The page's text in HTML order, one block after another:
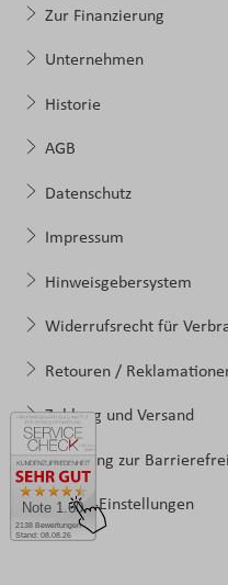
2138 Bewertungen
Stand: 08.08.26
Note 1.60
Zur Finanzierung
Unternehmen
Historie
AGB
Datenschutz
Impressum
Hinweisgebersystem
Widerrufsrecht für
Retouren /
Zahlung und Versand
Erklärung zur
Cookie-Einstellungen